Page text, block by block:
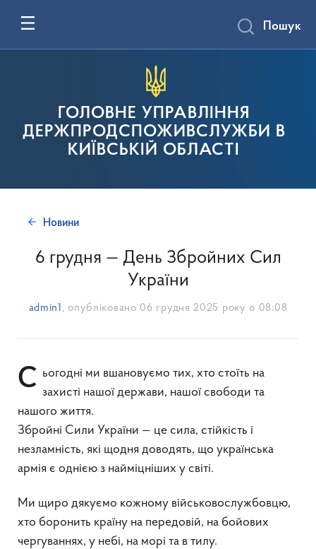
ГОЛОВНЕ УПРАВЛІННЯ
ДЕРЖПРОДСПОЖИВСЛУЖБИ В
КИЇВСЬКІЙ ОБЛАСТІ
Пошук
Новини
6 грудня — День Збройних Сил
України
admin1 , опубліковано 06 грудня 2025 року о 08:08
Сьогодні ми вшановуємо тих, хто стоїть на захисті нашої держави, нашої свободи та
нашого життя.
Збройні Сили України — це сила, стійкість і
незламність, які щодня доводять, що українська
армія є однією з найміцніших у світі.
Ми щиро дякуємо кожному військовослужбовцю,
хто боронить країну на передовій, на бойових
чергуваннях, у небі, на морі та в тилу.